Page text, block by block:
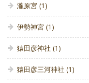
瀧原宮 (1)
伊勢神宮 (1)
猿田彦神社 (1)
猿田彦三河神社 (1)